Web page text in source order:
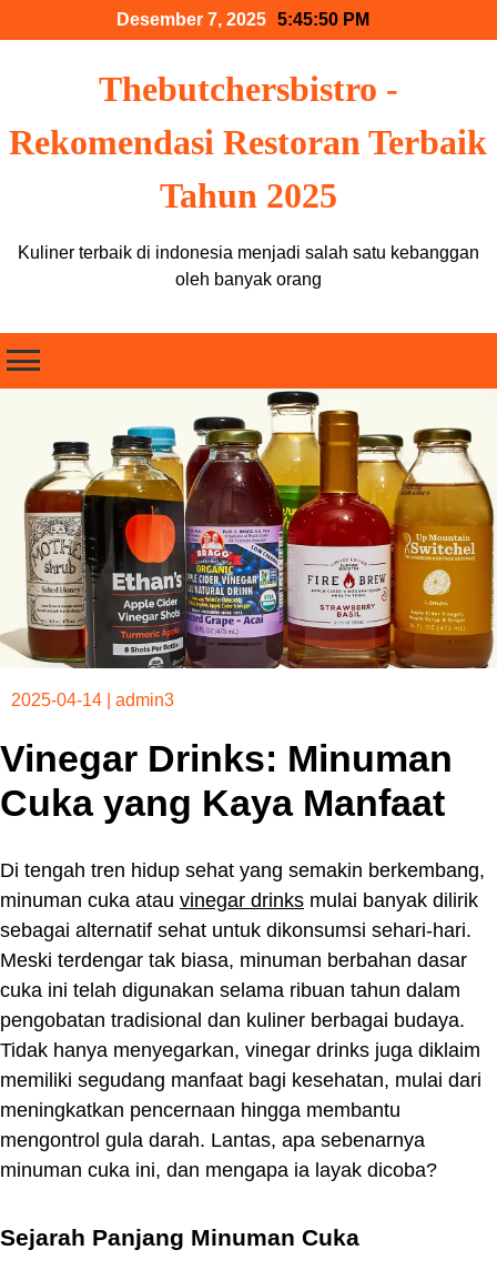
to
Desember 7, 2025 5:45:51 PM
Thebutchersbistro -
Rekomendasi Restoran Terbaik
Tahun 2025
Kuliner terbaik di indonesia menjadi salah satu kebanggan
oleh banyak orang
2025-04-14 admin3
Vinegar Drinks: Minuman
Cuka yang Kaya Manfaat
Di tengah tren hidup sehat yang semakin berkembang,
minuman cuka atau vinegar drinks mulai banyak dilirik
sebagai alternatif sehat untuk dikonsumsi sehari-hari.
Meski terdengar tak biasa, minuman berbahan dasar
cuka ini telah digunakan selama ribuan tahun dalam
pengobatan tradisional dan kuliner berbagai budaya.
Tidak hanya menyegarkan, vinegar drinks juga diklaim
memiliki segudang manfaat bagi kesehatan, mulai dari
meningkatkan pencernaan hingga membantu
mengontrol gula darah. Lantas, apa sebenarnya
minuman cuka ini, dan mengapa ia layak dicoba?
Sejarah Panjang Minuman Cuka